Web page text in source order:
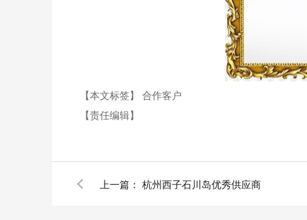
【本文标签】 合作客户
【责任编辑】
上一篇： 杭州西子石川岛优秀供应商